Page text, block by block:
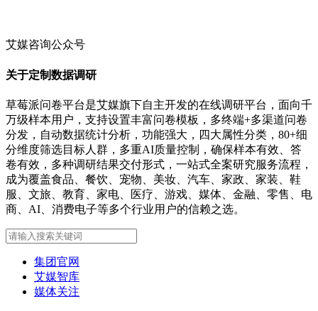
艾媒咨询公众号
关于定制数据调研
草莓派问卷平台是艾媒旗下自主开发的在线调研平台，面向千
万级样本用户，支持设置丰富问卷模板，多终端+多渠道问卷
分发，自动数据统计分析，功能强大，四大属性分类，80+细
分维度筛选目标人群，多重AI质量控制，确保样本有效、答
卷有效，多种调研结果交付形式，一站式全案研究服务流程，
成为覆盖食品、餐饮、宠物、美妆、汽车、家政、家装、鞋
服、文旅、教育、家电、医疗、游戏、媒体、金融、零售、电
商、AI、消费电子等多个行业用户的信赖之选。
集团官网
艾媒智库
媒体关注